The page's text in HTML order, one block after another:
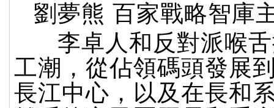
劉夢熊 百家戰略智庫
李卓人和反對派喉
工潮，從佔領碼頭發展
長江中心，以及在長和